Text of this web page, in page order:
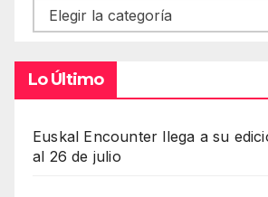
Contenidos
Lo Último
Euskal Encounter llega a su
al 26 de julio